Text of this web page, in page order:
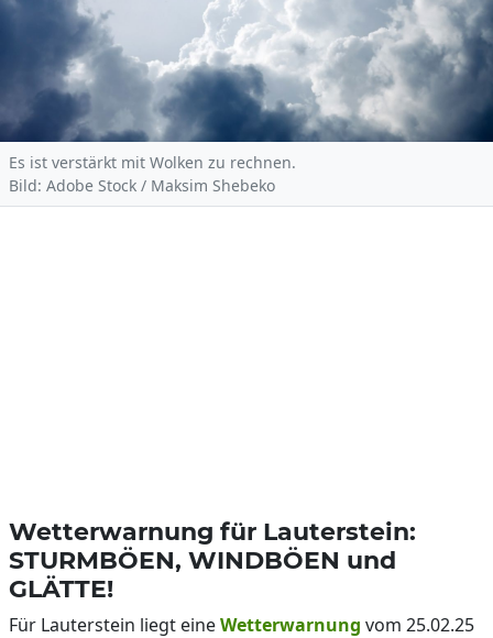
Es ist verstärkt mit Wolken zu rechnen.
Bild: Adobe Stock / Maksim Shebeko
Wetterwarnung für Lauterstein:
STURMBÖEN, WINDBÖEN und
GLÄTTE!
Für Lauterstein liegt eineWetterwarnung vom 25.02.25